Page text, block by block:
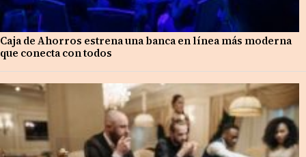
Caja de Ahorros estrena una banca en línea más moderna
que conecta con todos